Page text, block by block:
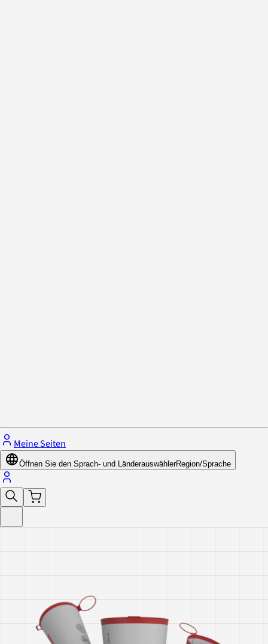
Meine Seiten
Öffnen Sie den Sprach- und LänderauswählerRegion/Sprache